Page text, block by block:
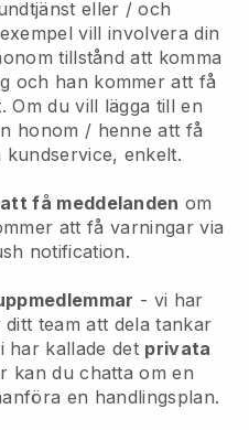
eller / och
vill involvera din
tillstånd att komma
och han kommer att få
Om du vill lägga till en
honom / henne att få
enkelt.
få meddelanden om
att få varningar via
notification.
- vi har
team att dela tankar
har kallade det privata
kan du chatta om en
en handlingsplan.